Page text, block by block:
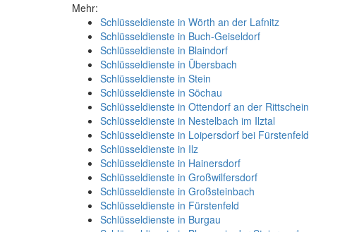
Mehr:
Schlüsseldienste in Wörth an der Lafnitz
Schlüsseldienste in Buch-Geiseldorf
Schlüsseldienste in Blaindorf
Schlüsseldienste in Übersbach
Schlüsseldienste in Stein
Schlüsseldienste in Söchau
Schlüsseldienste in Ottendorf an der Rittschein
Schlüsseldienste in Nestelbach im Ilztal
Schlüsseldienste in Loipersdorf bei Fürstenfeld
Schlüsseldienste in Ilz
Schlüsseldienste in Hainersdorf
Schlüsseldienste in Großwilfersdorf
Schlüsseldienste in Großsteinbach
Schlüsseldienste in Fürstenfeld
Schlüsseldienste in Burgau